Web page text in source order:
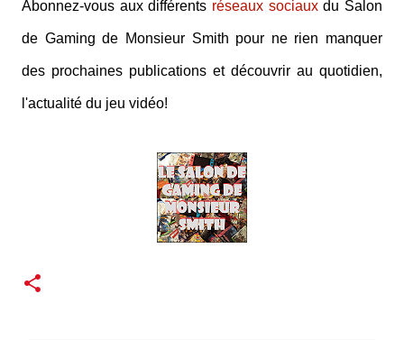
Abonnez-vous aux différents réseaux sociauxdu Salon
de Gaming de Monsieur Smith pour ne rien manquer
des prochaines publications et découvrir au quotidien,
l'actualité du jeu vidéo!